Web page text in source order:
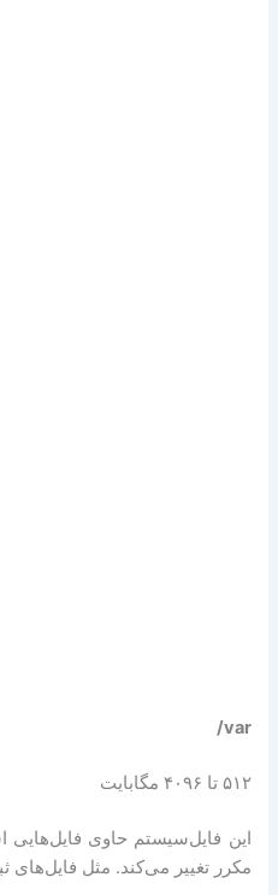
‎ /var
۵۱۲ تا ۴۰۹۶ مگابایت
این فایل‌سیستم حاوی
مکرر تغییر می‌کند. مثل فایل‌های